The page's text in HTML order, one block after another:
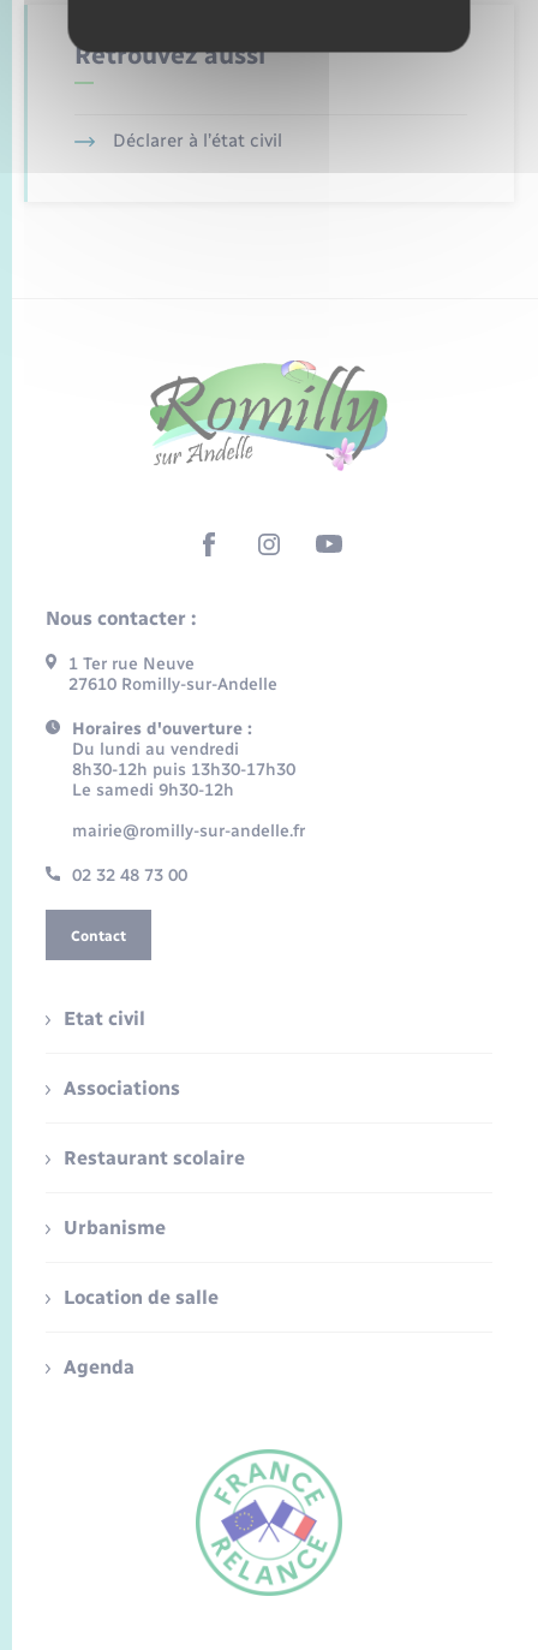
FR
Retrouvez aussi
Déclarer à l’état civil
Nous contacter :
1 Ter rue Neuve
27610 Romilly-sur-Andelle
Horaires d'ouverture :
Du lundi au vendredi
8h30-12h puis 13h30-17h30
Le samedi 9h30-12h
mairie@romilly-sur-andelle.fr
02 32 48 73 00
Contact
Etat civil
Associations
Restaurant scolaire
Urbanisme
Location de salle
Agenda